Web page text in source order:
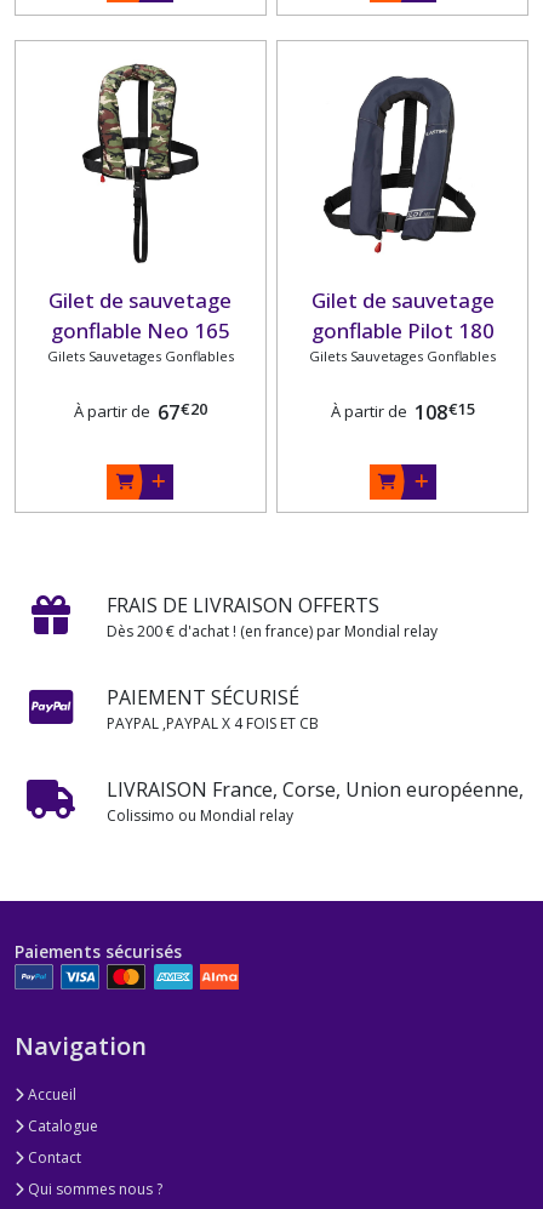
Gilet de sauvetage
gonflable Neo 165
Fisherman PLASTIMO
Gilets Sauvetages Gonflables
À partir de 67€20
Gilet de sauvetage
gonflable Pilot 180
PLASTIMO
Gilets Sauvetages Gonflables
À partir de 108€15
FRAIS DE LIVRAISON OFFERTS
Dès 200 € d'achat ! (en france) par Mondial relay
PAIEMENT SÉCURISÉ
PAYPAL ,PAYPAL X 4 FOIS ET CB
LIVRAISON France, Corse, Union européenne,
Colissimo ou Mondial relay
Paiements sécurisés
Navigation
Accueil
Catalogue
Contact
Qui sommes nous ?